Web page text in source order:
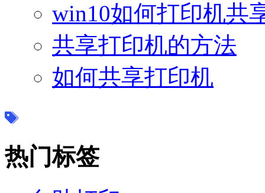
win10如何打印机共
共享打印机的方法
如何共享打印机
热门标签